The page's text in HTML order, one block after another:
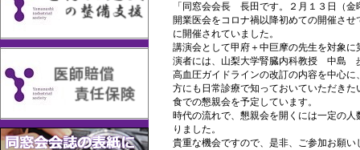
「同窓会会長 長田です。２月１３日（
開業医会をコロナ禍以降初めての開催さ
に開催されていました。
講演会として甲府＋中巨摩の先生を対象
演者には、山梨大学腎臓内科教授 中島
高血圧ガイドラインの改訂の内容を中心
方にも日常診療で知っておいていただき
食での懇親会を予定しています。
時代の流れで、懇親会を開くには一定の
りました。
貴重な機会ですので、是非、ご参加お願い